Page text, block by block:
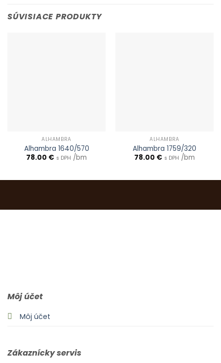
SÚVISIACE PRODUKTY
ALHAMBRA
Alhambra 1640/570
78.00 € s DPH /bm
ALHAMBRA
Alhambra 1759/320
78.00 € s DPH /bm
Môj účet
Môj účet
Zákaznícky servis